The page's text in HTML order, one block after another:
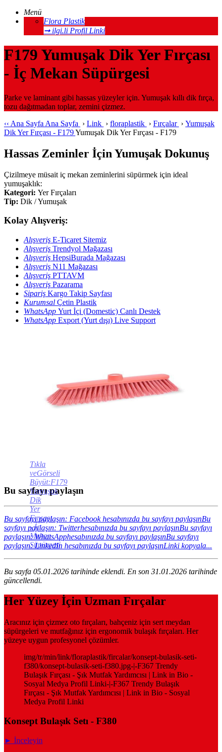
Menü
Flora Plastik
➞ ilgi.li Profil Linki
F179 Yumuşak Dik Yer Fırçası
- İç Mekan Süpürgesi
Parke ve laminant gibi hassas yüzeyler için. Yumuşak kıllı dik fırça,
tozu dağıtmadan toplar, zemini çizmez.
‹‹ Ana Sayfa Ana Sayfa › Link › floraplastik › Fırçalar › Yumuşak
Dik Yer Fırçası - F179Yumuşak Dik Yer Fırçası - F179
Hassas Zeminler İçin Yumuşak Dokunuş
Çizilmeye müsait iç mekan zeminlerini süpürmek için ideal
yumuşaklık:
Kategori: Yer Fırçaları
Tip: Dik / Yumuşak
Kolay Alışveriş:
Alışveriş E-Ticaret Sitemiz
Alışveriş Trendyol Mağazası
Alışveriş HepsiBurada Mağazası
Alışveriş N11 Mağazası
Alışveriş PTTAVM
Alışveriş Pazarama
Sipariş Kargo Takip Sayfası
Kurumsal Çetin Plastik
WhatsApp Yurt İçi (Domestic) Canlı Destek
WhatsApp Export (Yurt dışı) Live Support
Tıkla
veGörseli
Büyüt:F179
Yumuşak
Dik
Yer
Fırçası
- İç
Mekan
Süpürgesi
Bu sayfayı paylaşın
Bu sayfayı paylaşın: Facebook hesabınızda bu sayfayı paylaşınBu
sayfayı paylaşın: Twitterhesabınızda bu sayfayı paylaşınBu sayfayı
paylaşın: WhatsApphesabınızda bu sayfayı paylaşınBu sayfayı
paylaşın: LinkedIn hesabınızda bu sayfayı paylaşınLinki kopyala...
Bu sayfa 05.01.2026 tarihinde eklendi. En son 31.01.2026 tarihinde
güncellendi.
Her Yüzey İçin Uzman Fırçalar
Aracınız için çizmez oto fırçaları, bahçeniz için sert meydan
süpürgeleri ve mutfağınız için ergonomik bulaşık fırçaları. Her
yüzeye uygun profesyonel çözümler.
img/tr/min/link/floraplastik/fircalar/konsept-bulasik-seti-
f380/konsept-bulasik-seti-f380.jpg-|-F367 Trendy
Bulaşık Fırçası - Şık Mutfak Yardımcısı | Link in Bio -
Sosyal Medya Profil Linki-|-F367 Trendy Bulaşık
Fırçası - Şık Mutfak Yardımcısı | Link in Bio - Sosyal
Medya Profil Linki
Konsept Bulaşık Setı - F380
► İnceleyin